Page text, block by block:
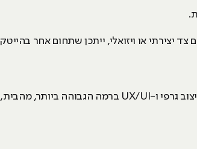
יצירתי או ויזואלי, ייתכן שתחום אחר בהייטק
המרחק מהמרכז כבר מזמן לא צריך לעצור אתכם. תושבי באר שבע והדרום יכולים היום ללמוד עיצוב גרפי ו-UX/UI ברמה הגבוהה ביותר, מהבית,